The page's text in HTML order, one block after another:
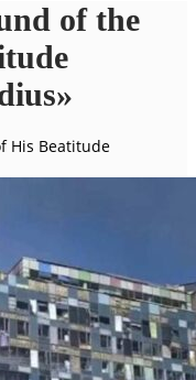
of the
His Beatitude